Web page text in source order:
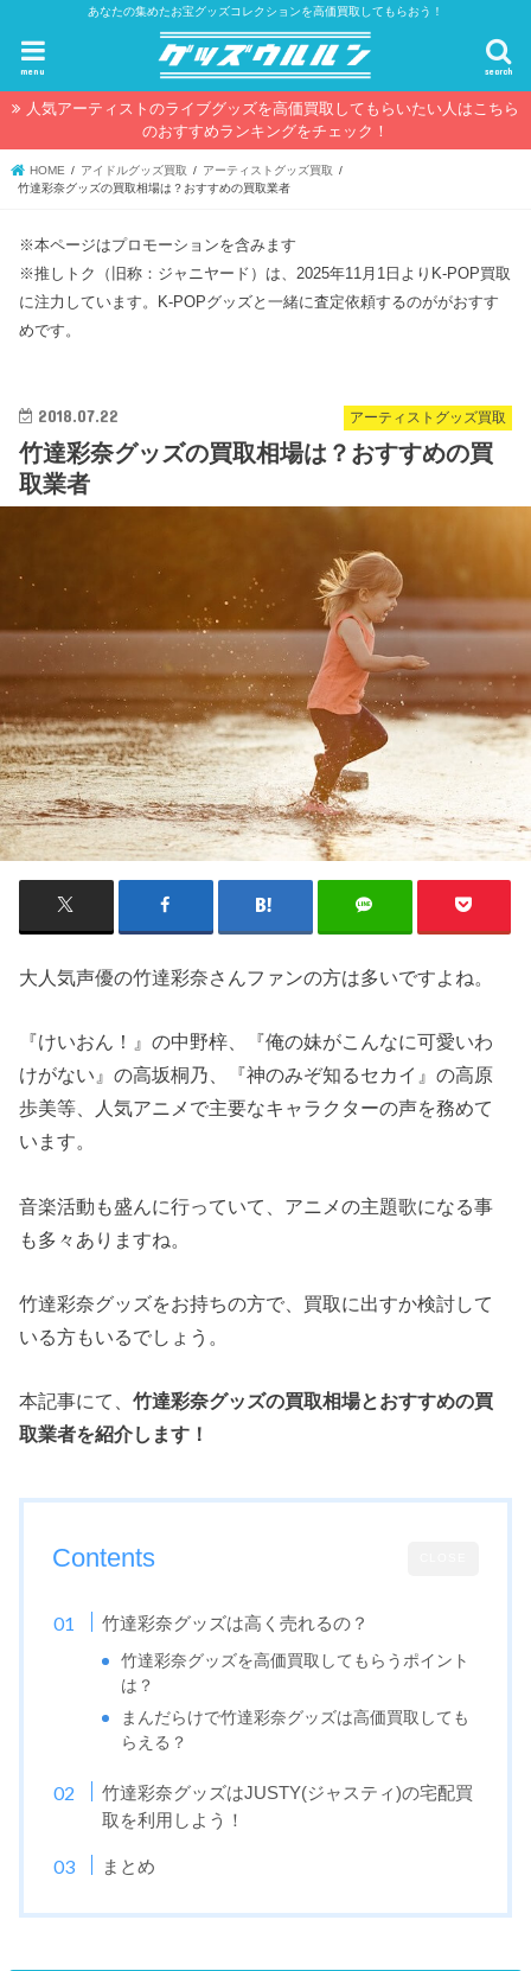
あなたの集めたお宝グッズコレクションを高価買取してもらおう！
search
menu
人気アーティストのライブグッズを高価買取してもらいたい人はこちら
のおすすめランキングをチェック！
HOME アイドルグッズ買取
アーティストグッズ買取
竹達彩奈グッズの買取相場は？おすすめの買取業者
※本ページはプロモーションを含みます
※推しトク（旧称：ジャニヤード）は、2025年11月1日よりK-POP買取
に注力しています。K-POPグッズと一緒に査定依頼するのががおすす
めです。
アーティストグッズ買取
2018.07.22
竹達彩奈グッズの買取相場は？おすすめの買
取業者
大人気声優の竹達彩奈さんファンの方は多いですよね。
『けいおん！』の中野梓、『俺の妹がこんなに可愛いわ
けがない』の高坂桐乃、『神のみぞ知るセカイ』の高原
歩美等、人気アニメで主要なキャラクターの声を務めて
います。
音楽活動も盛んに行っていて、アニメの主題歌になる事
も多々ありますね。
竹達彩奈グッズをお持ちの方で、買取に出すか検討して
いる方もいるでしょう。
本記事にて、竹達彩奈グッズの買取相場とおすすめの買
取業者を紹介します！
Contents
竹達彩奈グッズは高く売れるの？
竹達彩奈グッズを高価買取してもらうポイント
は？
まんだらけで竹達彩奈グッズは高価買取しても
らえる？
竹達彩奈グッズはJUSTY(ジャスティ)の宅配買
取を利用しよう！
まとめ